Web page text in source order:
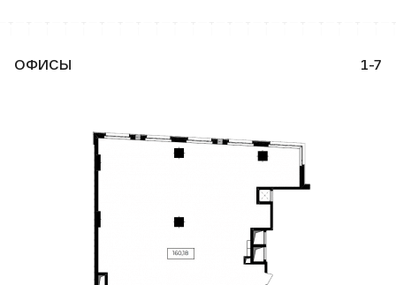
ОФИСЫ 1-7